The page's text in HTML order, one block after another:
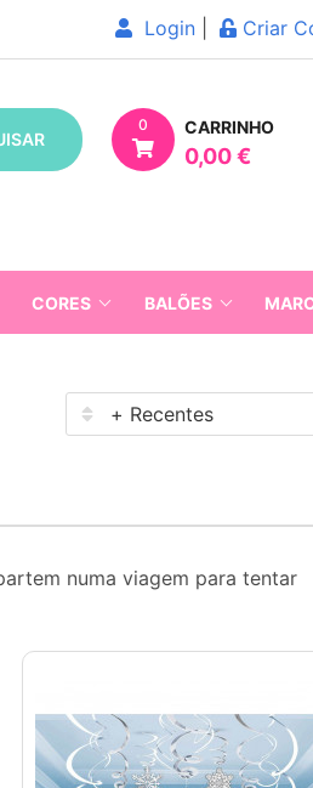
Login Criar
0 CARRINHO
0,00 €
CORES BALÕES
numa viagem para tentar